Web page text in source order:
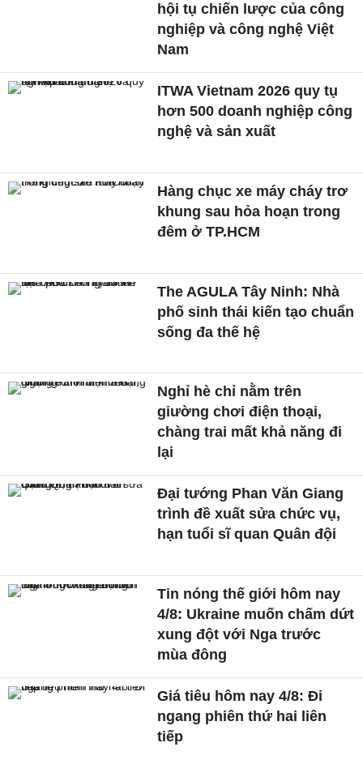
hội tụ chiến lược của công
nghiệp và công nghệ Việt
Nam
ITWA Vietnam 2026 quy tụ
hơn 500 doanh nghiệp công
nghệ và sản xuất
Hàng chục xe máy cháy trơ
khung sau hỏa hoạn trong
đêm ở TP.HCM
The AGULA Tây Ninh: Nhà
phố sinh thái kiến tạo chuẩn
sống đa thế hệ
Nghỉ hè chỉ nằm trên
giường chơi điện thoại,
chàng trai mất khả năng đi
lại
Đại tướng Phan Văn Giang
trình đề xuất sửa chức vụ,
hạn tuổi sĩ quan Quân đội
Tin nóng thế giới hôm nay
4/8: Ukraine muốn chấm dứt
xung đột với Nga trước
mùa đông
Giá tiêu hôm nay 4/8: Đi
ngang phiên thứ hai liên
tiếp